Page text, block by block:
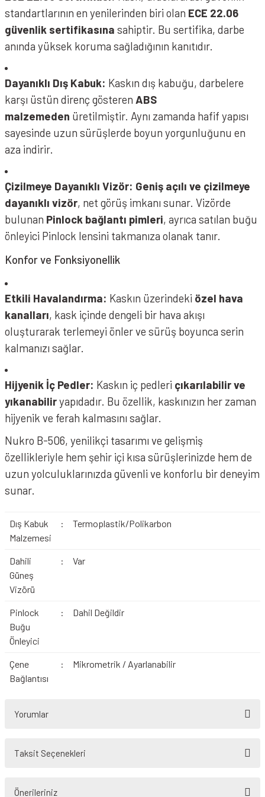
Nukrohelmet B506 Kask Stars Red Yellow
Nukrohelmet B506 Kask Vortex Grey Orange
standartlarının en yenilerinden biri olan ECE 22.06
güvenlik sertifikasına sahiptir. Bu sertifika, darbe
anında yüksek koruma sağladığının kanıtıdır.
Dayanıklı Dış Kabuk: Kaskın dış kabuğu, darbelere
karşı üstün direnç gösteren ABS
malzemeden üretilmiştir. Aynı zamanda hafif yapısı
sayesinde uzun sürüşlerde boyun yorgunluğunu en
aza indirir.
Çizilmeye Dayanıklı Vizör: Geniş açılı ve çizilmeye
dayanıklı vizör, net görüş imkanı sunar. Vizörde
bulunan Pinlock bağlantı pimleri, ayrıca satılan buğu
önleyici Pinlock lensini takmanıza olanak tanır.
Konfor ve Fonksiyonellik
Etkili Havalandırma: Kaskın üzerindeki özel hava
kanalları, kask içinde dengeli bir hava akışı
oluşturarak terlemeyi önler ve sürüş boyunca serin
kalmanızı sağlar.
Hijyenik İç Pedler: Kaskın iç pedleri çıkarılabilir ve
yıkanabiliryapıdadır. Bu özellik, kaskınızın her zaman
hijyenik ve ferah kalmasını sağlar.
Nukro B-506, yenilikçi tasarımı ve gelişmiş
özellikleriyle hem şehir içi kısa sürüşlerinizde hem de
uzun yolculuklarınızda güvenli ve konforlu bir deneyim
sunar.
Dış Kabuk
Malzemesi
: Termoplastik/Polikarbon
Dahili
Güneş
Vizörü
: Var
Pinlock
Buğu
Önleyici
: Dahil Değildir
Çene
Bağlantısı
: Mikrometrik / Ayarlanabilir
Yorumlar
Taksit Seçenekleri
Önerileriniz